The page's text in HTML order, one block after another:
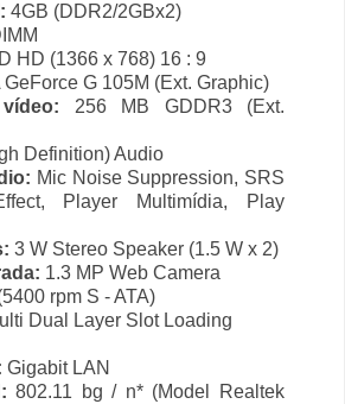
4GB (DDR2/2GBx2)
HD (1366 x 768) 16 : 9
GeForce G 105M (Ext. Graphic)
256 MB GDDR3 (Ext.
Definition) Audio
Mic Noise Suppression, SRS
Player Multimídia, Play
3 W Stereo Speaker (1.5 W x 2)
1.3 MP Web Camera
rpm S - ATA)
Dual Layer Slot Loading
Gigabit LAN
802.11 bg / n* (Model Realtek